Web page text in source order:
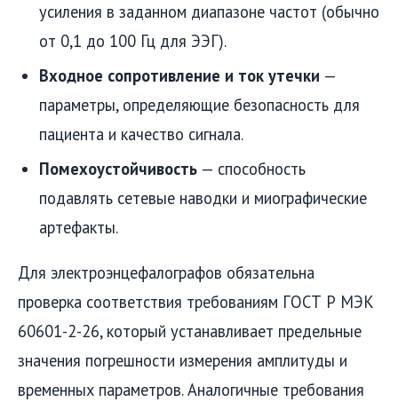
усиления в заданном диапазоне частот (обычно
от 0,1 до 100 Гц для ЭЭГ).
Входное сопротивление и ток утечки —
параметры, определяющие безопасность для
пациента и качество сигнала.
Помехоустойчивость — способность
подавлять сетевые наводки и миографические
артефакты.
Для электроэнцефалографов обязательна
проверка соответствия требованиям ГОСТ Р МЭК
60601-2-26, который устанавливает предельные
значения погрешности измерения амплитуды и
временных параметров. Аналогичные требования